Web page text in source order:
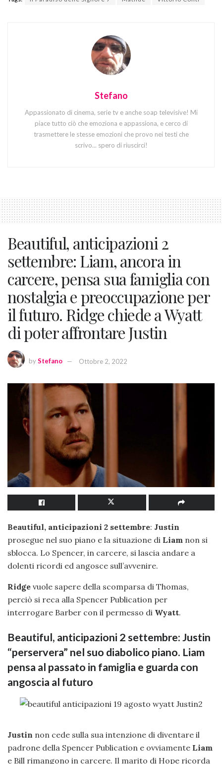
Stefano
Appassionato di cinema, serie tv e anche soap televisive! Mi
piace tutto ciò che emoziona e appassiona, e cerco di
trasmettere le stesse emozioni che provo nei testi che
scrivo... spero di riuscirci!
Beautiful, anticipazioni 2
settembre: Liam, ancora in
carcere, pensa sua famiglia con
nostalgia e preoccupazione per
il futuro. Ridge chiede a Wyatt
di poter affrontare Justin
byStefano Ottobre 2, 2022
Beautiful, anticipazioni 2 settembre: Justin
prosegue nel suo piano e la situazione di Liam non si
sblocca. Lo Spencer, in carcere, si lascia andare a
dolenti ricordi ed angosce sull’avvenire.
Ridge vuole sapere della scomparsa di Thomas,
perciò si reca alla Spencer Publication per
interrogare Barber con il permesso di Wyatt.
Beautiful, anticipazioni 2 settembre: Justin
“perservera” nel suo diabolico piano. Liam
pensa al passato in famiglia e guarda con
angoscia al futuro
Justin non cede sulla sua intenzione di diventare il
padrone della Spencer Publication e ovviamente Liam
e Bill rimangono in carcere. Il marito di Hope ricorda